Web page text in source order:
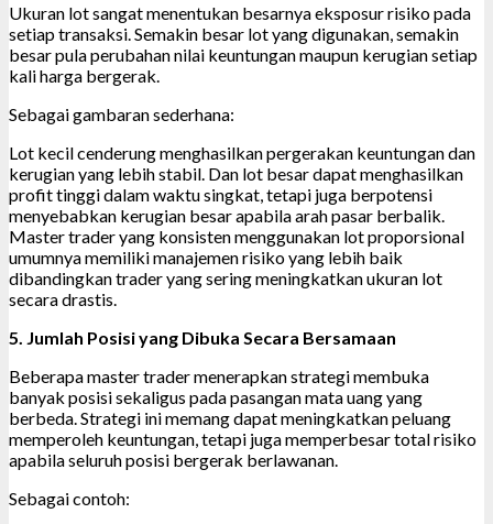
Ukuran lot sangat menentukan besarnya eksposur risiko pada
setiap transaksi. Semakin besar lot yang digunakan, semakin
besar pula perubahan nilai keuntungan maupun kerugian setiap
kali harga bergerak.
Sebagai gambaran sederhana:
Lot kecil cenderung menghasilkan pergerakan keuntungan dan
kerugian yang lebih stabil. Dan lot besar dapat menghasilkan
profit tinggi dalam waktu singkat, tetapi juga berpotensi
menyebabkan kerugian besar apabila arah pasar berbalik.
Master trader yang konsisten menggunakan lot proporsional
umumnya memiliki manajemen risiko yang lebih baik
dibandingkan trader yang sering meningkatkan ukuran lot
secara drastis.
5. Jumlah Posisi yang Dibuka Secara Bersamaan
Beberapa master trader menerapkan strategi membuka
banyak posisi sekaligus pada pasangan mata uang yang
berbeda. Strategi ini memang dapat meningkatkan peluang
memperoleh keuntungan, tetapi juga memperbesar total risiko
apabila seluruh posisi bergerak berlawanan.
Sebagai contoh: